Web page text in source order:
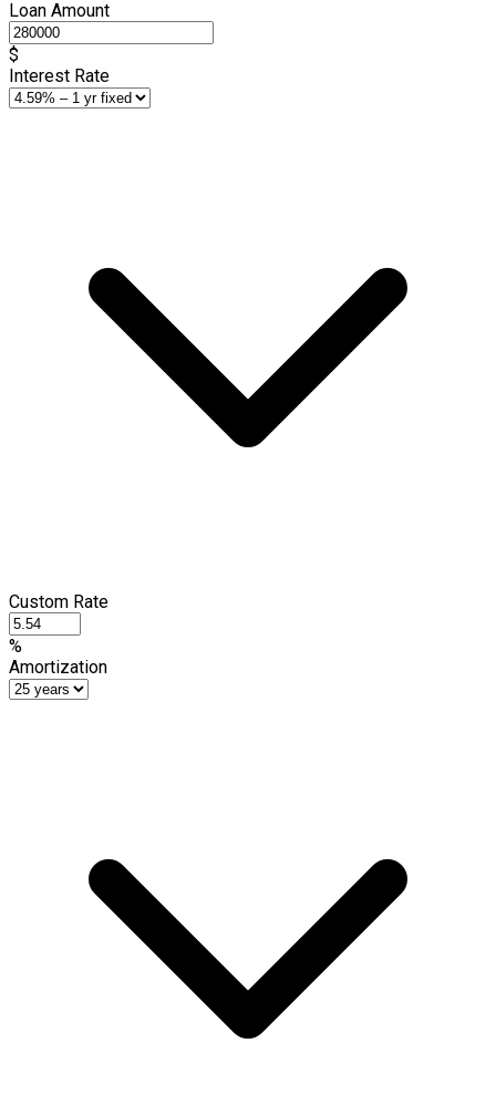
Loan Amount
$
Interest Rate
Custom Rate
%
Amortization